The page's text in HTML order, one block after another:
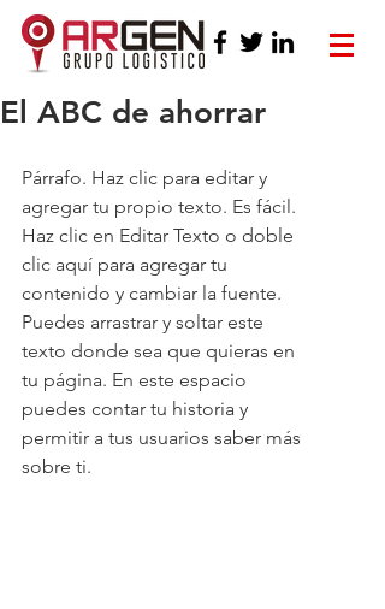
El ABC de ahorrar
Párrafo. Haz clic para editar y
agregar tu propio texto. Es fácil.
Haz clic en Editar Texto o doble
clic aquí para agregar tu
contenido y cambiar la fuente.
Puedes arrastrar y soltar este
texto donde sea que quieras en
tu página. En este espacio
puedes contar tu historia y
permitir a tus usuarios saber más
sobre ti.